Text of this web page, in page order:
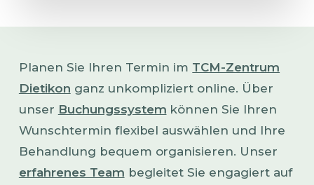
Planen Sie Ihren Termin im TCM-Zentrum
Dietikon ganz unkompliziert online. Über
unser Buchungssystem können Sie Ihren
Wunschtermin flexibel auswählen und Ihre
Behandlung bequem organisieren. Unser
erfahrenes Team begleitet Sie engagiert auf